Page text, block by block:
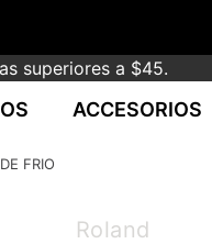
superiores a $45.
ACCESORIOS
FRIO
Roland